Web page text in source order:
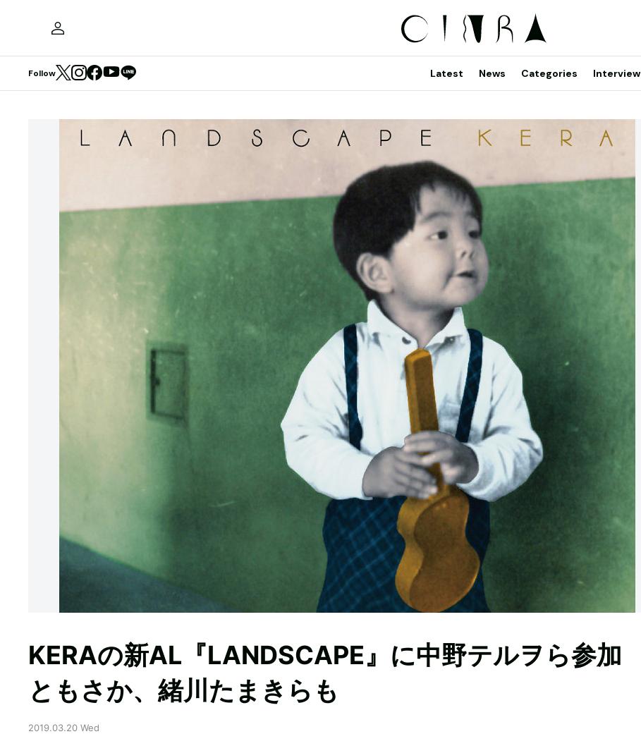
Follow Latest News Categories Interview
KERAの新AL『LANDSCAPE』に中野テルヲら参加
ともさか、緒川たまきらも
2019.03.20 Wed